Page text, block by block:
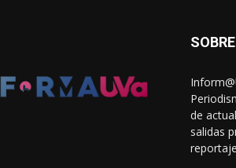
de
salidas